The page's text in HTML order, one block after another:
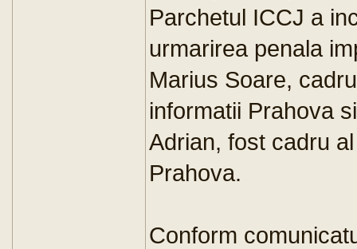
Parchetul ICCJ a
urmarirea penala
Marius Soare,
informatii Prahova
Adrian, fost cadru
Prahova.
Conform